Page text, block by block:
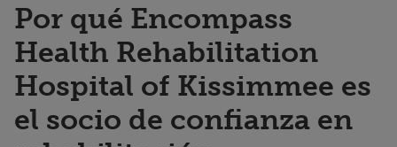
Por qué Encompass
Health Rehabilitation
Hospital of Kissimmee es
el socio de confianza en